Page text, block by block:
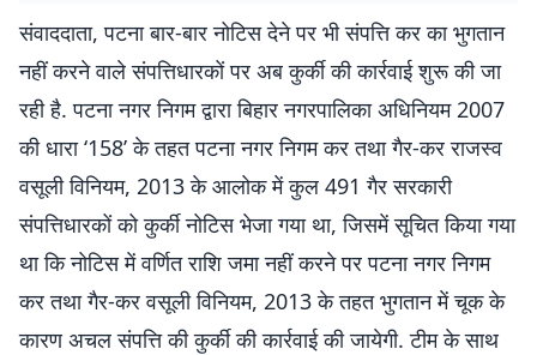
संवाददाता, पटना बार-बार नोटिस देने पर भी संपत्ति कर का भुगतान
नहीं करने वाले संपत्तिधारकों पर अब कुर्की की कार्रवाई शुरू की जा
रही है. पटना नगर निगम द्वारा बिहार नगरपालिका अधिनियम 2007
की धारा ‘158’ के तहत पटना नगर निगम कर तथा गैर-कर राजस्व
वसूली विनियम, 2013 के आलोक में कुल 491 गैर सरकारी
संपत्तिधारकों को कुर्की नोटिस भेजा गया था, जिसमें सूचित किया गया
था कि नोटिस में वर्णित राशि जमा नहीं करने पर पटना नगर निगम
कर तथा गैर-कर वसूली विनियम, 2013 के तहत भुगतान में चूक के
कारण अचल संपत्ति की कुर्की की कार्रवाई की जायेगी. टीम के साथ